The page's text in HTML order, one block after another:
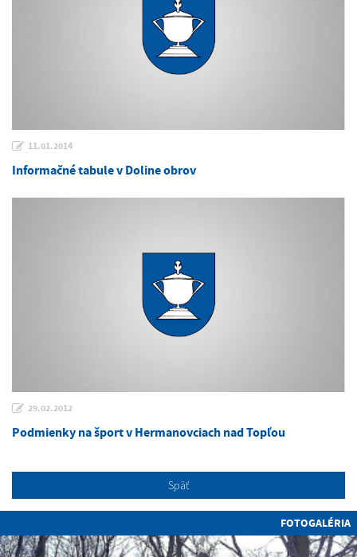
11.01.2014
Informačné tabule v Doline obrov
29.02.2012
Podmienky na šport v Hermanovciach nad Topľou
Späť
FOTOGALÉRIA